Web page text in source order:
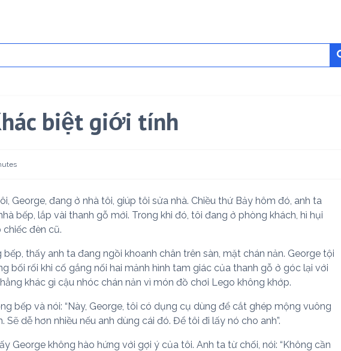
biệt giới tính
George, đang ở nhà tôi, giúp tôi sửa nhà. Chiều thứ Bảy hôm đó, anh ta
bếp, lắp vài thanh gỗ mới. Trong khi đó, tôi đang ở phòng khách, hì hụi
đèn cũ.
thấy anh ta đang ngồi khoanh chân trên sàn, mặt chán nản. George tội
bối rối khi cố gắng nối hai mảnh hình tam giác của thanh gỗ ở góc lại với
khác gì cậu nhóc chán nản vì món đồ chơi Lego không khớp.
bếp và nói: “Này, George, tôi có dụng cụ dùng để cắt ghép mộng vuông
Sẽ dễ hơn nhiều nếu anh dùng cái đó. Để tôi đi lấy nó cho anh”.
George không hào hứng với gợi ý của tôi. Anh ta từ chối, nói: “Không cần